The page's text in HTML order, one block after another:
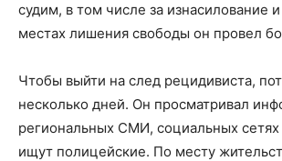
судим, в том числе за изнасилование
местах лишения свободы он провел
Чтобы выйти на след рецидивиста,
несколько дней. Он просматривал
региональных СМИ, социальных сетях
ищут полицейские. По месту